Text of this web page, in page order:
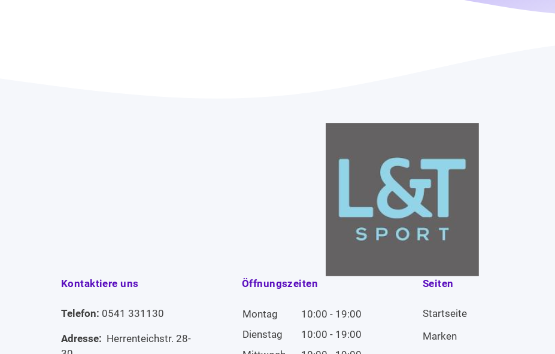
Kontaktiere uns
Telefon: 0541 331130
Adresse: Herrenteichstr. 28-
Öffnungszeiten
Montag
10:00 - 19:00
Dienstag
10:00 - 19:00
Seiten
Startseite
Marken